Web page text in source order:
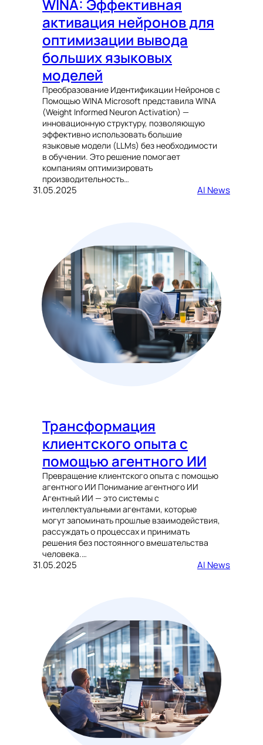
WINA: Эффективная
активация нейронов для
оптимизации вывода
больших языковых
моделей
Преобразование Идентификации Нейронов с
Помощью WINA Microsoft представила WINA
(Weight Informed Neuron Activation) —
инновационную структуру, позволяющую
эффективно использовать большие
языковые модели (LLMs) без необходимости
в обучении. Это решение помогает
компаниям оптимизировать
производительность…
31.05.2025 AI News
Трансформация
клиентского опыта с
помощью агентного ИИ
Превращение клиентского опыта с помощью
агентного ИИ Понимание агентного ИИ
Агентный ИИ — это системы с
интеллектуальными агентами, которые
могут запоминать прошлые взаимодействия,
рассуждать о процессах и принимать
решения без постоянного вмешательства
человека.…
31.05.2025 AI News